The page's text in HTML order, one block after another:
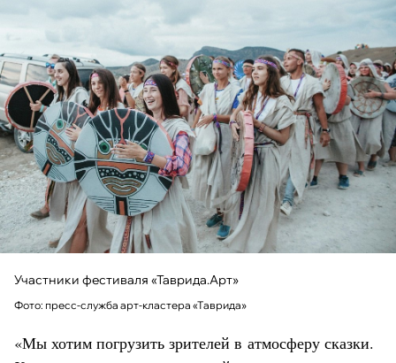
Участники фестиваля «Таврида.Арт»
Фото: пресс-служба арт-кластера «Таврида»
«Мы хотим погрузить зрителей в атмосферу сказки.